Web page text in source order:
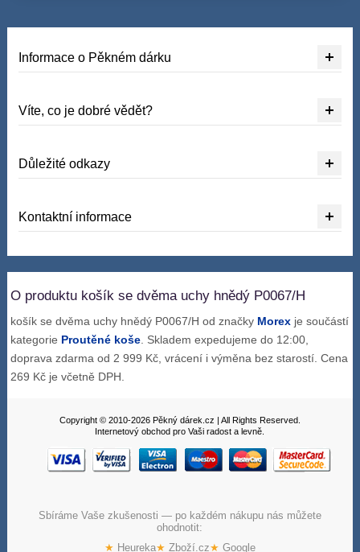
Informace o Pěkném dárku
Víte, co je dobré vědět?
Důležité odkazy
Kontaktní informace
O produktu košík se dvěma uchy hnědý P0067/H
košík se dvěma uchy hnědý P0067/H od značky Morex je součástí
kategorie Proutěné koše . Skladem expedujeme do 12:00,
doprava zdarma od 2 999 Kč, vrácení i výměna bez starostí. Cena
269 Kč je včetně DPH.
Copyright © 2010-2026 Pěkný dárek.cz | All Rights Reserved.
Internetový obchod pro Vaši radost a levně.
Sbíráme Vaše zkušenosti — po každém nákupu nás můžete
ohodnotit:
★ Heureka★ Zboží.cz★ Google